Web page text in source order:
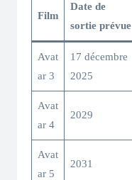
Film
Date de
sortie prévue
Avat
ar 3
17 décembre
2025
Avat
ar 4
2029
Avat
ar 5
2031